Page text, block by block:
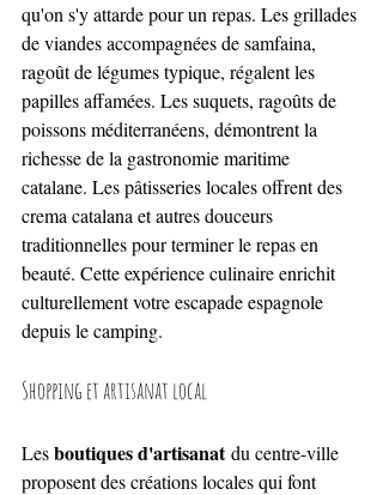
qu'on s'y attarde pour un repas. Les grillades
de viandes accompagnées de samfaina,
ragoût de légumes typique, régalent les
papilles affamées. Les suquets, ragoûts de
poissons méditerranéens, démontrent la
richesse de la gastronomie maritime
catalane. Les pâtisseries locales offrent des
crema catalana et autres douceurs
traditionnelles pour terminer le repas en
beauté. Cette expérience culinaire enrichit
culturellement votre escapade espagnole
depuis le camping.
Shopping et artisanat local
Les boutiques d'artisanat du centre-ville
proposent des créations locales qui font